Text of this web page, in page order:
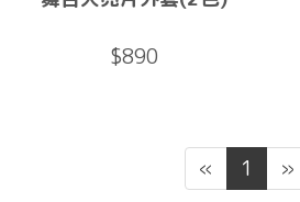
$890
« 1 »